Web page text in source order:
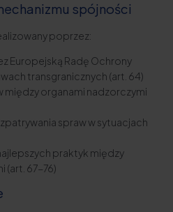
spójności
poprzez:
Europejską Radę Ochrony
transgranicznych (art. 64)
między organami nadzorczymi
spraw w sytuacjach
praktyk między
(art. 67-76)